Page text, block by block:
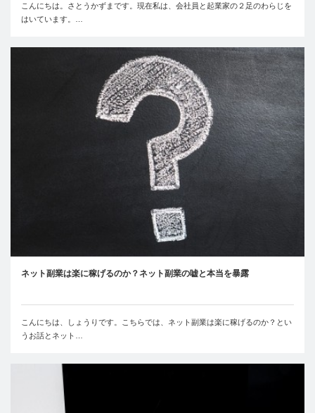
こんにちは。さとうかずまです。現在私は、会社員と起業家の２足のわらじを
はいています。…
ネット副業は楽に稼げるのか？ネット副業の嘘と本当を暴露
こんにちは、しょうりです。こちらでは、ネット副業は楽に稼げるのか？とい
うお話とネット…